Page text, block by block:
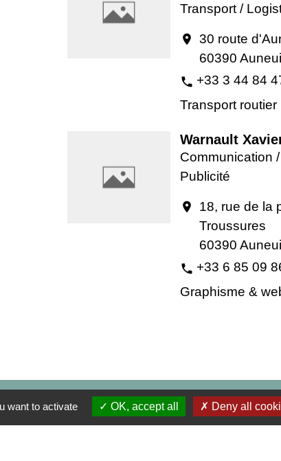
Transport /
location_on 30 route
60390
phone +33 3 44 84
Transport routier
Warnault
Communication
Publicité
location_on
18, rue de la
Troussures
60390
phone +33 6 85 09
Graphisme &
Contact Mairie
d'Auneuil
want to activate OK, accept all Deny all